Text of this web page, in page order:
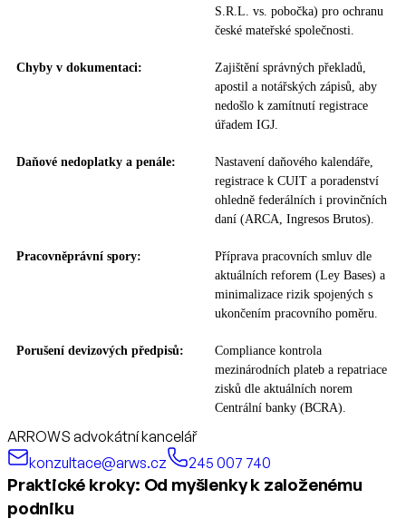
S.R.L. vs. pobočka) pro ochranu
české mateřské společnosti.
Chyby v dokumentaci:
Zajištění správných překladů,
apostil a notářských zápisů, aby
nedošlo k zamítnutí registrace
úřadem IGJ.
Daňové nedoplatky a penále:
Nastavení daňového kalendáře,
registrace k CUIT a poradenství
ohledně federálních i provinčních
daní (ARCA, Ingresos Brutos).
Pracovněprávní spory:
Příprava pracovních smluv dle
aktuálních reforem (Ley Bases) a
minimalizace rizik spojených s
ukončením pracovního poměru.
Porušení devizových předpisů:
Compliance kontrola
mezinárodních plateb a repatriace
zisků dle aktuálních norem
Centrální banky (BCRA).
ARROWS advokátní kancelář
konzultace@arws.cz
245 007 740
Praktické kroky: Od myšlenky k založenému
podniku